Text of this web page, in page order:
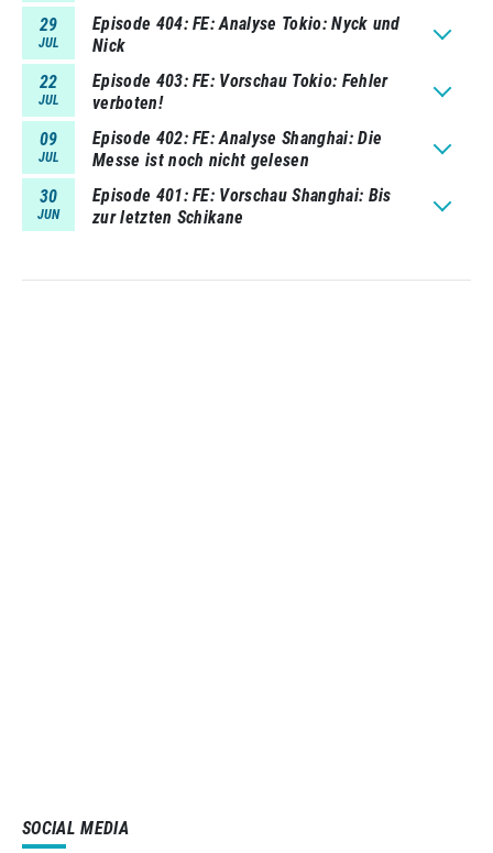
29
JUL
Episode 404 FE: Analyse Tokio: Nyck und
Nick
22
JUL
Episode 403 FE: Vorschau Tokio: Fehler
verboten!
09
JUL
Episode 402 FE: Analyse Shanghai: Die
Messe ist noch nicht gelesen
30
JUN
Episode 401 FE: Vorschau Shanghai: Bis
zur letzten Schikane
SOCIAL MEDIA